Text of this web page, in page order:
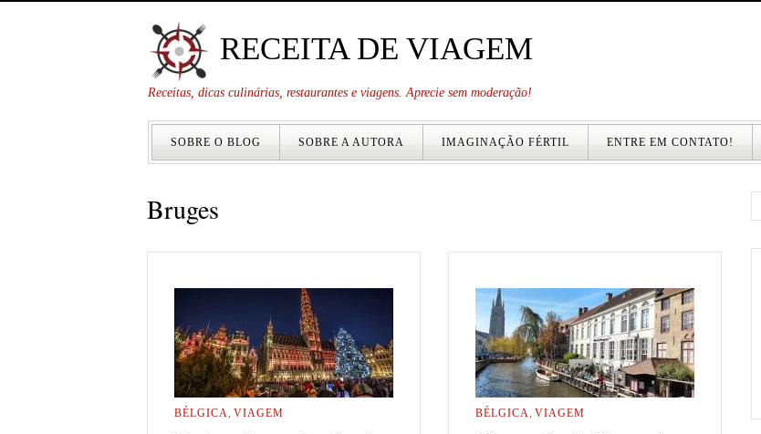
RECEITA DE VIAGEM
Receitas, dicas culinárias, restaurantes e viagens. Aprecie sem moderação!
SOBRE O BLOG SOBRE A AUTORA IMAGINAÇÃO FÉRTIL ENTRE EM CONTATO!
Bruges
BÉLGICA, VIAGEM BÉLGICA, VIAGEM